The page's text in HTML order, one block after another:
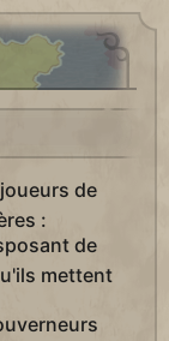
de
:
de
mettent